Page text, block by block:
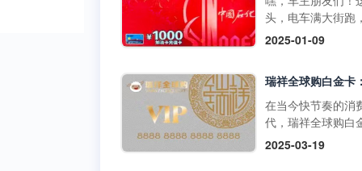
啡兑换码：获取与
丰富的获取途径官
道：瑞幸咖啡APP
序，在“优惠券”或“
卡”板块，按照指
可便捷购买兑换码
里的兑换码种类丰
面值多样，....
百罗森便利店购买
食品、冰激凌等，
使用提货券轻松结
中百电器不支持提
线下门店使用人工
台：在门店购物结
后，前往人工收银
如折扣、积分奖励
购买渠道1.朴朴超
访问朴朴超市官方
或通过朴朴App，
择“购物卡”或“充值
心”，完成支付后
物卡将存入您的账
头，电车满大街跑
里的加油卡是不是
现才是正解。但市
平台五花八门，到
家靠谱又安全？别
优质加油卡回收平
2025-01-09
在当今快节奏的消
代，瑞祥全球购白
凭借其强大的功能
2025-03-19